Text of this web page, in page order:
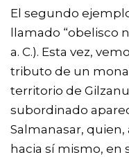
El segundo
llamado “obelisco
a. C.). Esta vez,
tributo de un
territorio de
subordinado
Salmanasar, quien,
hacia sí mismo, en